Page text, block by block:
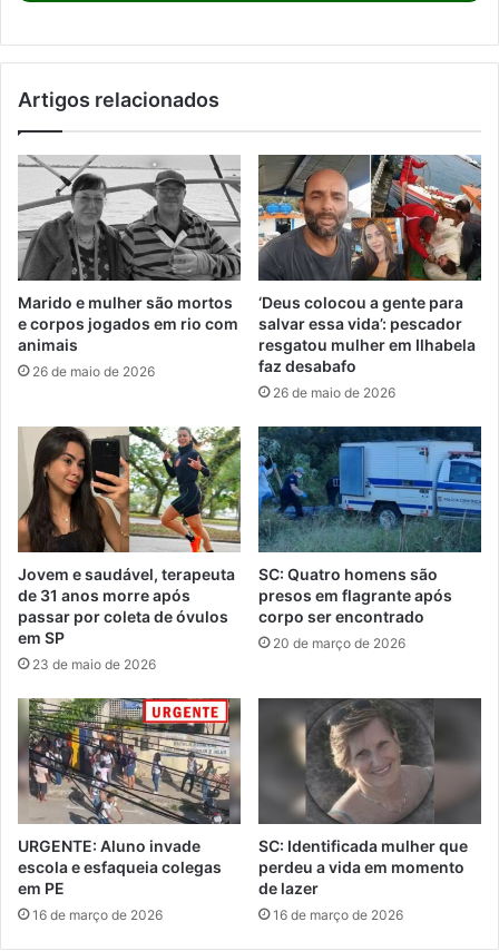
Artigos relacionados
Marido e mulher são mortos
e corpos jogados em rio com
animais
26 de maio de 2026
‘Deus colocou a gente para
salvar essa vida’: pescador
resgatou mulher em Ilhabela
faz desabafo
26 de maio de 2026
Jovem e saudável, terapeuta
de 31 anos morre após
passar por coleta de óvulos
em SP
23 de maio de 2026
SC: Quatro homens são
presos em flagrante após
corpo ser encontrado
20 de março de 2026
URGENTE: Aluno invade
escola e esfaqueia colegas
em PE
16 de março de 2026
SC: Identificada mulher que
perdeu a vida em momento
de lazer
16 de março de 2026